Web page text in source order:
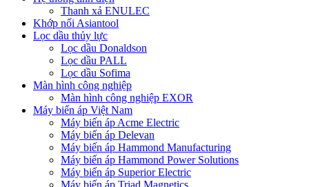
Thanh xả ENULEC
Khớp nối Asiantool
Lọc dầu thủy lực
Lọc dầu Donaldson
Lọc dầu PALL
Lọc dầu Sofima
Màn hình công nghiệp
Màn hình công nghiệp EXOR
Máy biến áp Việt Nam
Máy biến áp Acme Electric
Máy biến áp Delevan
Máy biến áp Hammond Manufacturing
Máy biến áp Hammond Power Solutions
Máy biến áp Superior Electric